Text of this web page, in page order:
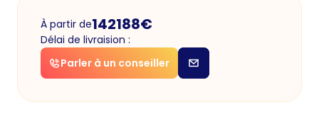
À partir de142188€
Délai de livraision :
Parler à un conseiller